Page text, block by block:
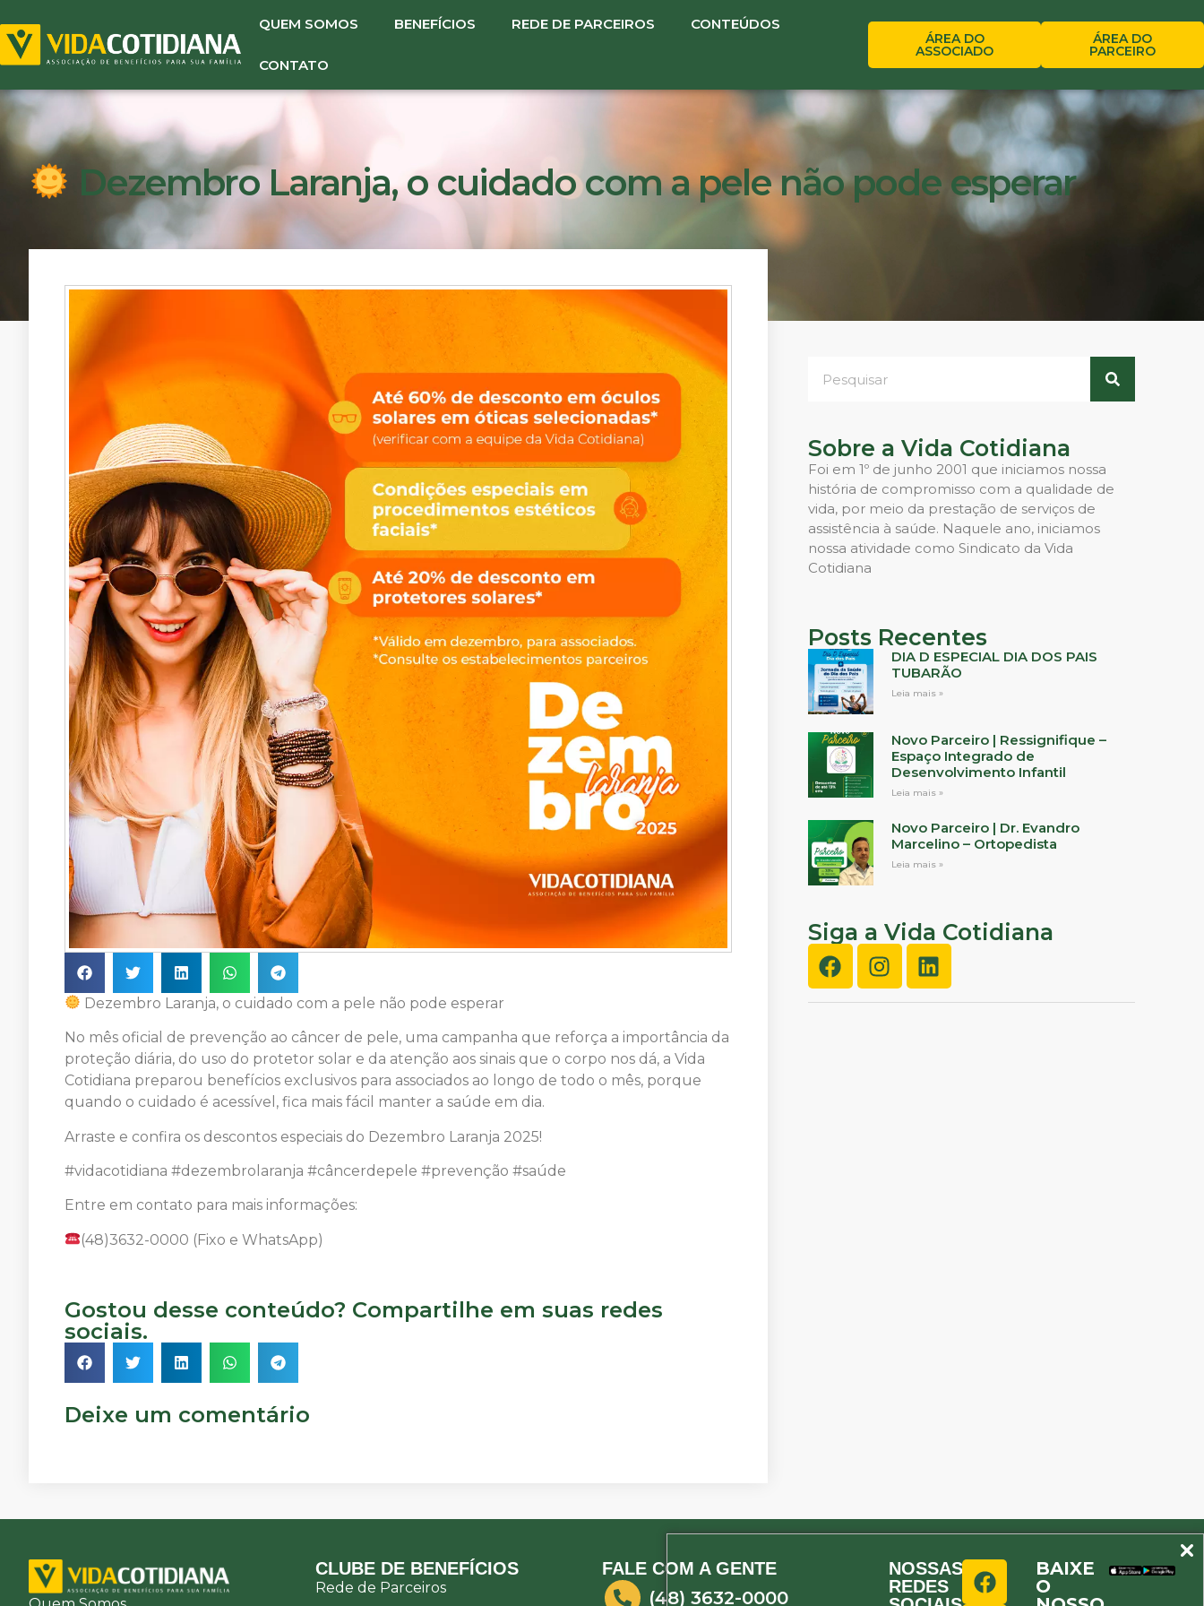
QUEM SOMOS BENEFÍCIOS REDE DE PARCEIROS CONTEÚDOS
CONTATO
ÁREA DO
ASSOCIADO
ÁREA DO
PARCEIRO
Dezembro Laranja, o cuidado com a pele não pode esperar
Dezembro Laranja, o cuidado com a pele não pode esperar
No mês oficial de prevenção ao câncer de pele, uma campanha que reforça a importância da
proteção diária, do uso do protetor solar e da atenção aos sinais que o corpo nos dá, a Vida
Cotidiana preparou benefícios exclusivos para associados ao longo de todo o mês, porque
quando o cuidado é acessível, fica mais fácil manter a saúde em dia.
Arraste e confira os descontos especiais do Dezembro Laranja 2025!
#vidacotidiana #dezembrolaranja #câncerdepele #prevenção #saúde
Entre em contato para mais informações:
(48)3632-0000 (Fixo e WhatsApp)
Gostou desse conteúdo? Compartilhe em suas redes
sociais.
Deixe um comentário
Sobre a Vida Cotidiana
Foi em 1º de junho 2001 que iniciamos nossa
história de compromisso com a qualidade de
vida, por meio da prestação de serviços de
assistência à saúde. Naquele ano, iniciamos
nossa atividade como Sindicato da Vida
Cotidiana
Posts Recentes
DIA D ESPECIAL DIA DOS PAIS
TUBARÃO
Leia mais »
Novo Parceiro | Ressignifique –
Espaço Integrado de
Desenvolvimento Infantil
Leia mais »
Novo Parceiro | Dr. Evandro
Marcelino – Ortopedista
Leia mais »
Siga a Vida Cotidiana
CLUBE DE BENEFÍCIOS
Rede de Parceiros
FALE COM A GENTE
(48) 3632-0000
NOSSAS
REDES
BAIXE
O